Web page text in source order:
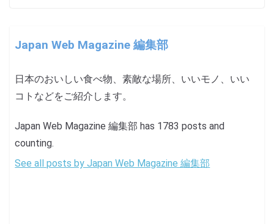
Japan Web Magazine 編集部
日本のおいしい食べ物、素敵な場所、いいモノ、いい
コトなどをご紹介します。
Japan Web Magazine 編集部 has 1783 posts and
counting.
See all posts by Japan Web Magazine 編集部